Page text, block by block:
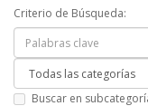
Criterio de Búsqueda:
Buscar en